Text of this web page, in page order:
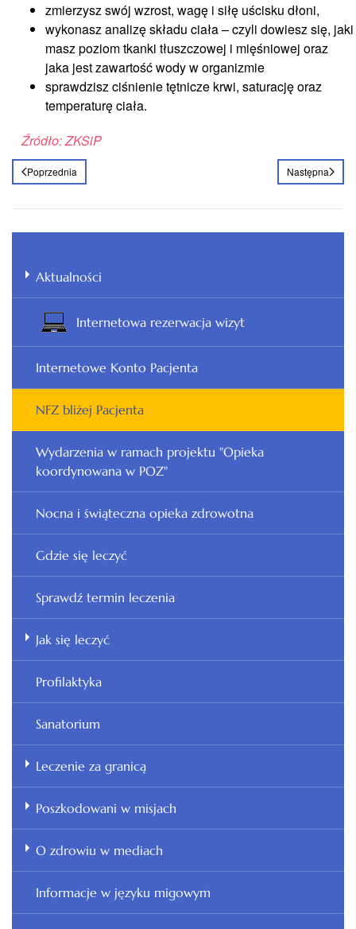
zmierzysz swój wzrost, wagę i siłę uścisku dłoni,
wykonasz analizę składu ciała – czyli dowiesz się, jaki
masz poziom tkanki tłuszczowej i mięśniowej oraz
jaka jest zawartość wody w organizmie
sprawdzisz ciśnienie tętnicze krwi, saturację oraz
temperaturę ciała.
Źródło: ZKSiP
Poprzednia Następna
Aktualności
Internetowa rezerwacja wizyt
Internetowe Konto Pacjenta
NFZ bliżej Pacjenta
Wydarzenia w ramach projektu "Opieka
koordynowana w POZ"
Nocna i świąteczna opieka zdrowotna
Gdzie się leczyć
Sprawdź termin leczenia
Jak się leczyć
Profilaktyka
Sanatorium
Leczenie za granicą
Poszkodowani w misjach
O zdrowiu w mediach
Informacje w języku migowym